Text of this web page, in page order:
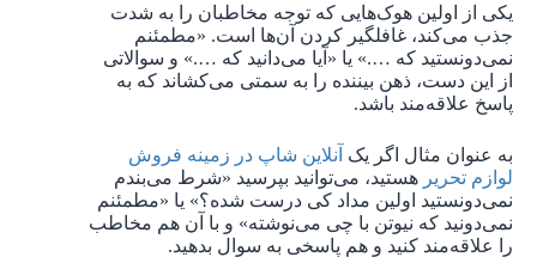
یکی از اولین هوک‌هایی که توجه مخاطبان را به شدت
جذب می‌کند، غافلگیر کردن آن‌‌ها است. «مطمئنم
نمی‌دونستید که ….» یا «آیا می‌دانید که ….» و سوالاتی
از این دست، ذهن بیننده را به سمتی می‌کشاند که به
پاسخ علاقه‌مند باشد.
به عنوان مثال اگر یک آنلاین شاپ در زمینه فروش
لوازم تحریر هستید، می‌توانید بپرسید «شرط می‌بندم
نمی‌دونستید اولین مداد کی درست شده؟» یا «مطمئنم
نمی‌دونید که نیوتن با چی می‌نوشته» و با آن هم مخاطب
را علاقه‌مند کنید و هم پاسخی به سوال بدهید.